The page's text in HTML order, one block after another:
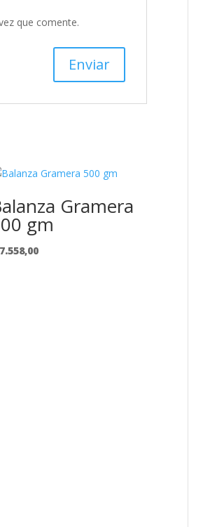
que comente.
Gramera
gm